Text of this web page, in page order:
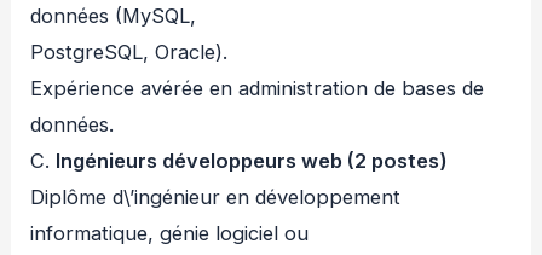
données (MySQL,
PostgreSQL, Oracle).
Expérience avérée en administration de bases de
données.
C. Ingénieurs développeurs web (2 postes)
Diplôme d\’ingénieur en développement
informatique, génie logiciel ou